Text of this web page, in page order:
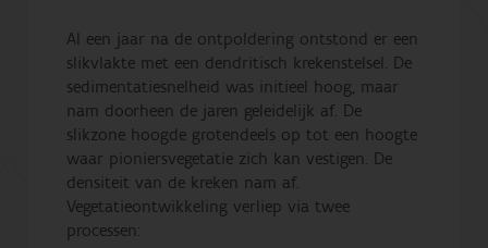
Al een jaar na de ontpoldering ontstond er een
slikvlakte met een dendritisch krekenstelsel. De
sedimentatiesnelheid was initieel hoog, maar
nam doorheen de jaren geleidelijk af. De
slikzone hoogde grotendeels op tot een hoogte
waar pioniersvegetatie zich kan vestigen. De
densiteit van de kreken nam af.
Vegetatieontwikkeling verliep via twee
processen: